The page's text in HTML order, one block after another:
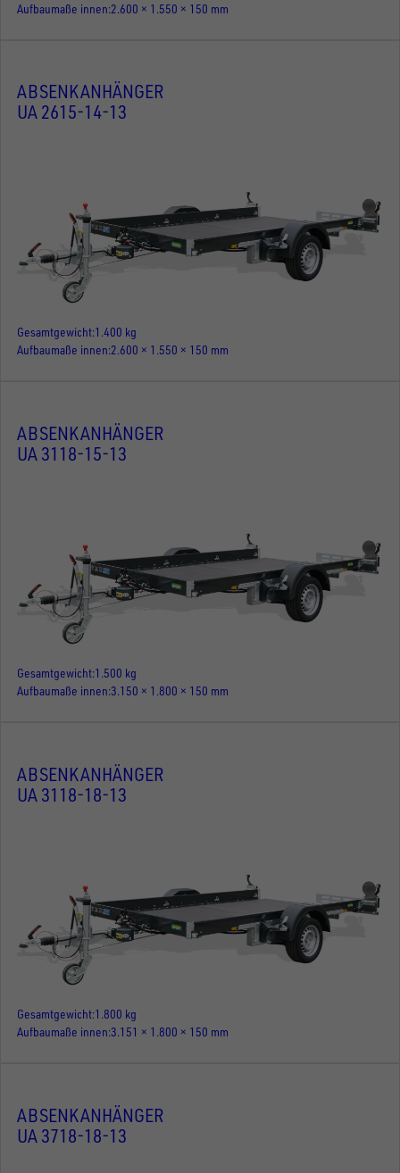
Aufbaumaße innen 2.600 × 1.550 × 150 mm
ABSENKANHÄNGER
UA 2615-14-13
Gesamtgewicht 1.400 kg
Aufbaumaße innen 2.600 × 1.550 × 150 mm
ABSENKANHÄNGER
UA 3118-15-13
Gesamtgewicht 1.500 kg
Aufbaumaße innen 3.150 × 1.800 × 150 mm
ABSENKANHÄNGER
UA 3118-18-13
Gesamtgewicht 1.800 kg
Aufbaumaße innen 3.151 × 1.800 × 150 mm
ABSENKANHÄNGER
UA 3718-18-13